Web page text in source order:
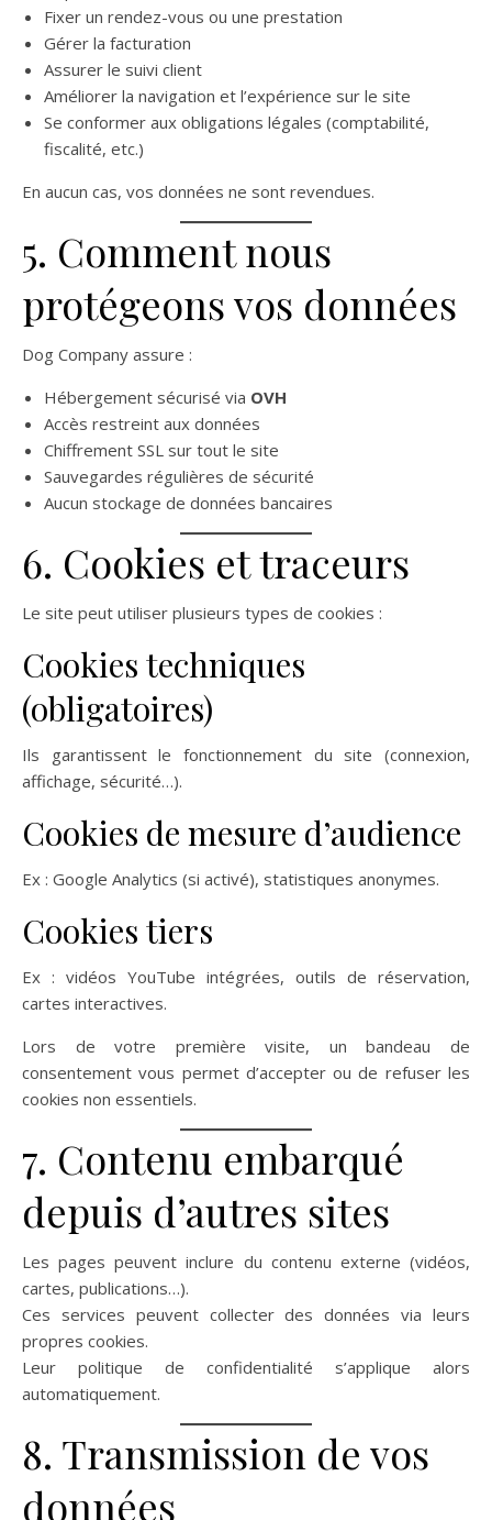
Fixer un rendez-vous ou une prestation
Gérer la facturation
Assurer le suivi client
Améliorer la navigation et l’expérience sur le site
Se conformer aux obligations légales (comptabilité,
fiscalité, etc.)
En aucun cas, vos données ne sont revendues.
5. Comment nous
protégeons vos données
Dog Company assure :
Hébergement sécurisé via OVH
Accès restreint aux données
Chiffrement SSL sur tout le site
Sauvegardes régulières de sécurité
Aucun stockage de données bancaires
6. Cookies et traceurs
Le site peut utiliser plusieurs types de cookies :
Cookies techniques
(obligatoires)
Ils garantissent le fonctionnement du site (connexion,
affichage, sécurité…).
Cookies de mesure d’audience
Ex : Google Analytics (si activé), statistiques anonymes.
Cookies tiers
Ex : vidéos YouTube intégrées, outils de réservation,
cartes interactives.
Lors de votre première visite, un bandeau de
consentement vous permet d’accepter ou de refuser les
cookies non essentiels.
7. Contenu embarqué
depuis d’autres sites
Les pages peuvent inclure du contenu externe (vidéos,
cartes, publications…).
Ces services peuvent collecter des données via leurs
propres cookies.
Leur politique de confidentialité s’applique alors
automatiquement.
8. Transmission de vos
données